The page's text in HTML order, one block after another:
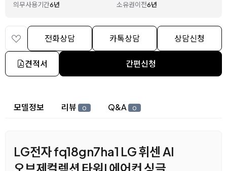
의무사용기간6년 소유권이전6년
전화상담 카톡상담 상담신청
견적서 간편신청
상세 정보
모델정보 리뷰 0 Q&A 0
LG전자 fq18gn7ha1 LG 휘센 AI